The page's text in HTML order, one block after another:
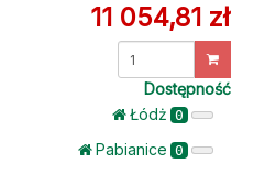
11 054,81 zł
Dostępność
Łódż 0
Pabianice 0